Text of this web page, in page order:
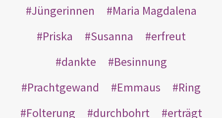
Jüngerinnen
Maria Magdalena
Priska
Susanna
erfreut
dankte
Besinnung
Prachtgewand
Emmaus
Ring
Folterung
durchbohrt
erträgt